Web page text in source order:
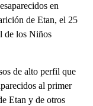
en
de Etan, el 25
de los Niños
de alto perfil que
al primer
Etan y de otros